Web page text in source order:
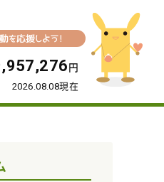
円
2026.08.08現在